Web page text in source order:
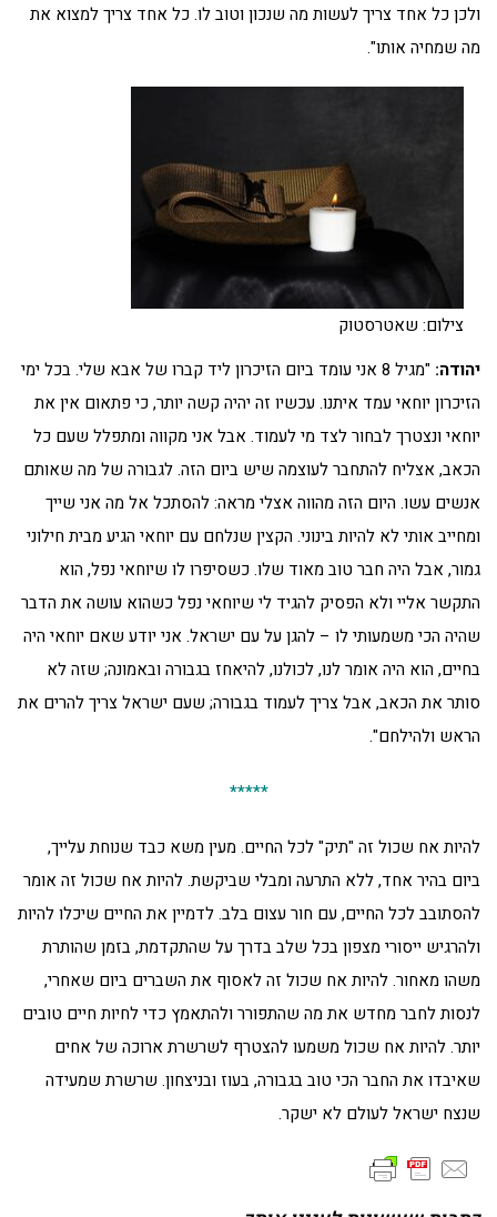
ולכן כל אחד צריך לעשות מה שנכון וטוב לו. כל אחד צריך למצוא את
מה שמחיה אותו".
צילום: שאטרסטוק
יהודה:
"מגיל 8 אני עומד ביום הזיכרון ליד קברו של אבא שלי. בכל ימי
הזיכרון יוחאי עמד איתנו. עכשיו זה יהיה קשה יותר, כי פתאום אין את
יוחאי ונצטרך לבחור לצד מי לעמוד. אבל אני מקווה ומתפלל שעם כל
הכאב, אצליח להתחבר לעוצמה שיש ביום הזה. לגבורה של מה שאותם
אנשים עשו. היום הזה מהווה אצלי מראה: להסתכל אל מה אני שייך
ומחייב אותי לא להיות בינוני. הקצין שנלחם עם יוחאי הגיע מבית חילוני
גמור, אבל היה חבר טוב מאוד שלו. כשסיפרו לו שיוחאי נפל, הוא
התקשר אליי ולא הפסיק להגיד לי שיוחאי נפל כשהוא עושה את הדבר
שהיה הכי משמעותי לו – להגן על עם ישראל. אני יודע שאם יוחאי היה
בחיים, הוא היה אומר לנו, לכולנו, להיאחז בגבורה ובאמונה; שזה לא
סותר את הכאב, אבל צריך לעמוד בגבורה; שעם ישראל צריך להרים את
הראש ולהילחם".
*****
להיות אח שכול זה "תיק" לכל החיים. מעין משא כבד שנוחת עלייך,
ביום בהיר אחד, ללא התרעה ומבלי שביקשת. להיות אח שכול זה אומר
להסתובב לכל החיים, עם חור עצום בלב. לדמיין את החיים שיכלו להיות
ולהרגיש ייסורי מצפון בכל שלב בדרך על שהתקדמת, בזמן שהותרת
משהו מאחור. להיות אח שכול זה לאסוף את השברים ביום שאחרי,
לנסות לחבר מחדש את מה שהתפורר ולהתאמץ כדי לחיות חיים טובים
יותר. להיות אח שכול משמעו להצטרף לשרשרת ארוכה של אחים
שאיבדו את החבר הכי טוב בגבורה, בעוז ובניצחון. שרשרת שמעידה
שנצח ישראל לעולם לא ישקר.